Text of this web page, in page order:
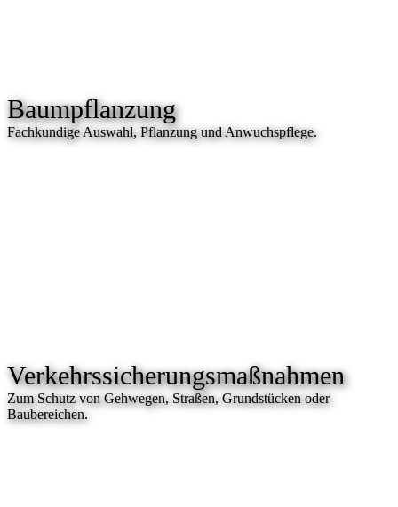
Baumpflanzung
Fachkundige Auswahl, Pflanzung und Anwuchspflege.
Verkehrs­sicherungs­maßnahmen
Zum Schutz von Gehwegen, Straßen, Grundstücken oder
Baubereichen.